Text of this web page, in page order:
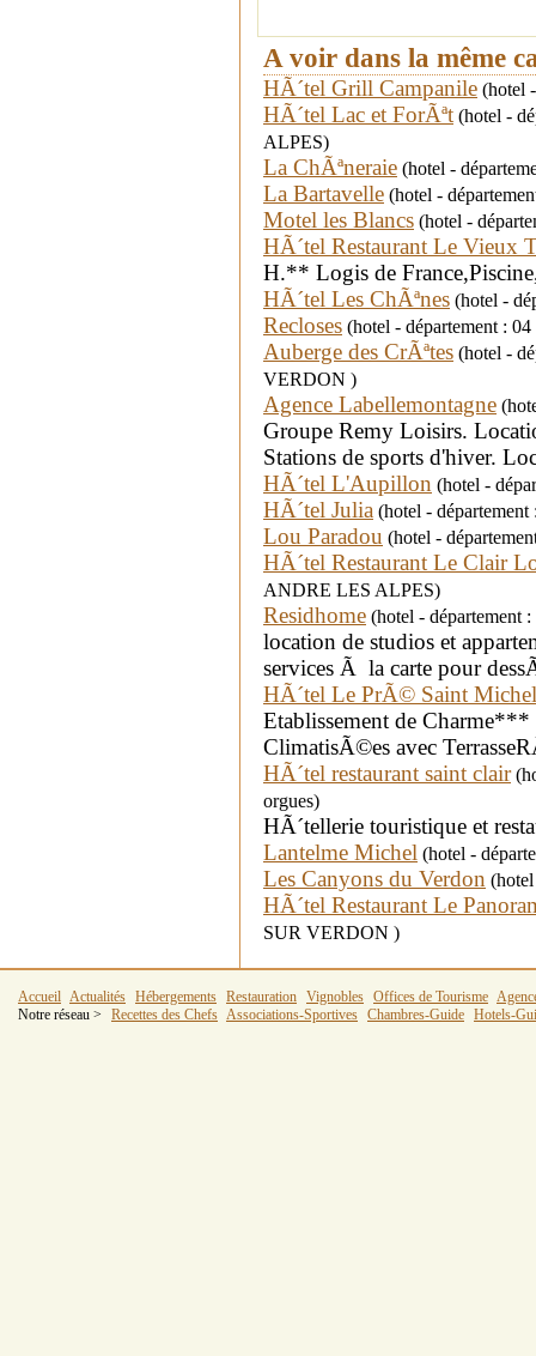
A voir dans la même
HÃ´tel Grill Campanile (hotel
HÃ´tel Lac et ForÃªt (hotel -
ALPES)
La ChÃªneraie (hotel -
La Bartavelle (hotel -
Motel les Blancs (hotel -
HÃ´tel Restaurant Le Vieux
H.** Logis de
HÃ´tel Les ChÃªnes (hotel -
Recloses (hotel - département :
Auberge des CrÃªtes (hotel -
VERDON )
Agence Labellemontagne
Groupe Remy Loisirs.
Stations de sports d'hiver.
HÃ´tel L'Aupillon (hotel -
HÃ´tel Julia (hotel -
Lou Paradou (hotel -
HÃ´tel Restaurant Le Clair
ANDRE LES ALPES)
Residhome (hotel -
location de studios et
services Ã la carte pour
HÃ´tel Le PrÃ© Saint Michel
Etablissement de Charme***
ClimatisÃ©es avec
HÃ´tel restaurant saint clair
orgues)
HÃ´tellerie touristique et
Lantelme Michel (hotel -
Les Canyons du Verdon
HÃ´tel Restaurant Le
SUR VERDON )
Accueil Actualités Hébergements Restauration Vignobles Offices de Tourisme
Notre réseau >
Recettes des Chefs Associations-Sportives Chambres-Guide Hotels-